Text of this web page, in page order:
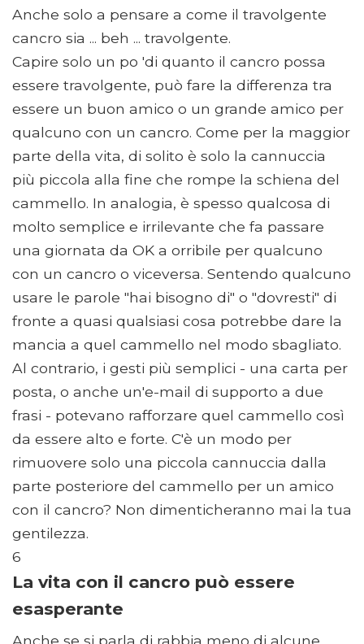
Anche solo a pensare a come il travolgente
cancro sia ... beh ... travolgente.
Capire solo un po 'di quanto il cancro possa
essere travolgente, può fare la differenza tra
essere un buon amico o un grande amico per
qualcuno con un cancro. Come per la maggior
parte della vita, di solito è solo la cannuccia
più piccola alla fine che rompe la schiena del
cammello. In analogia, è spesso qualcosa di
molto semplice e irrilevante che fa passare
una giornata da OK a orribile per qualcuno
con un cancro o viceversa. Sentendo qualcuno
usare le parole "hai bisogno di" o "dovresti" di
fronte a quasi qualsiasi cosa potrebbe dare la
mancia a quel cammello nel modo sbagliato.
Al contrario, i gesti più semplici - una carta per
posta, o anche un'e-mail di supporto a due
frasi - potevano rafforzare quel cammello così
da essere alto e forte. C'è un modo per
rimuovere solo una piccola cannuccia dalla
parte posteriore del cammello per un amico
con il cancro? Non dimenticheranno mai la tua
gentilezza.
6
La vita con il cancro può essere
esasperante